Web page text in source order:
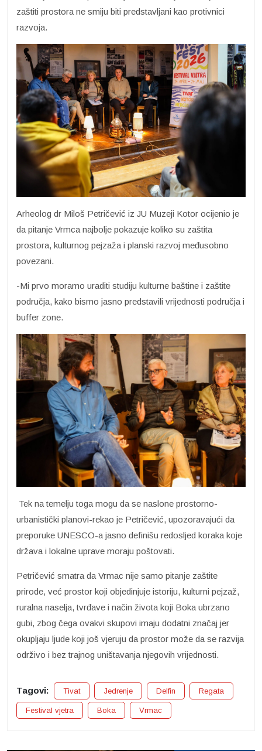
zaštiti prostora ne smiju biti predstavljani kao protivnici
razvoja.
Arheolog dr Miloš Petričević iz JU Muzeji Kotor ocijenio je
da pitanje Vrmca najbolje pokazuje koliko su zaštita
prostora, kulturnog pejzaža i planski razvoj međusobno
povezani.
-Mi prvo moramo uraditi studiju kulturne baštine i zaštite
područja, kako bismo jasno predstavili vrijednosti područja i
buffer zone.
Tek na temelju toga mogu da se naslone prostorno-
urbanistički planovi-rekao je Petričević, upozoravajući da
preporuke UNESCO-a jasno definišu redosljed koraka koje
država i lokalne uprave moraju poštovati.
Petričević smatra da Vrmac nije samo pitanje zaštite
prirode, već prostor koji objedinjuje istoriju, kulturni pejzaž,
ruralna naselja, tvrđave i način života koji Boka ubrzano
gubi, zbog čega ovakvi skupovi imaju dodatni značaj jer
okupljaju ljude koji još vjeruju da prostor može da se razvija
održivo i bez trajnog uništavanja njegovih vrijednosti.
Tagovi: Tivat Jedrenje Delfin Regata
Festival vjetra Boka Vrmac